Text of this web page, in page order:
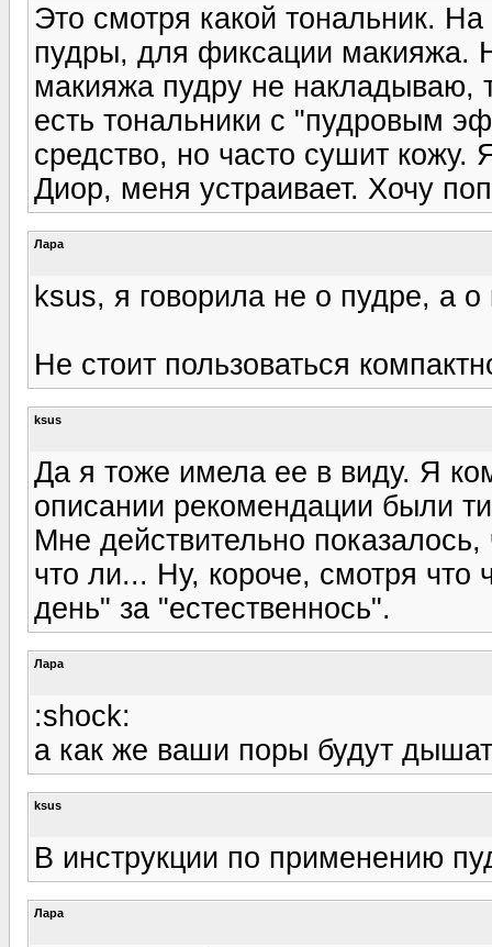
Это смотря какой тональник.
пудры, для фиксации макияжа.
макияжа пудру не накладываю,
есть тональники с "пудровым
средство, но часто сушит
Диор, меня устраивает. Хочу
Лара
ksus, я говорила не о пудре, а о
Не стоит пользоваться
ksus
Да я тоже имела ее в виду. Я
описании рекомендации были
Мне действительно
что ли... Ну, короче, смотря что
день" за "естественнось".
Лара
:shock:
а как же ваши поры будут
ksus
В инструкции по применению
Лара